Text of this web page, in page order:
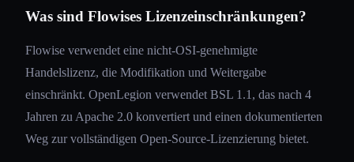
Was sind Flowises Lizenzeinschränkungen?
Flowise verwendet eine nicht-OSI-genehmigte
Handelslizenz, die Modifikation und Weitergabe
einschränkt. OpenLegion verwendet BSL 1.1, das nach 4
Jahren zu Apache 2.0 konvertiert und einen dokumentierten
Weg zur vollständigen Open-Source-Lizenzierung bietet.